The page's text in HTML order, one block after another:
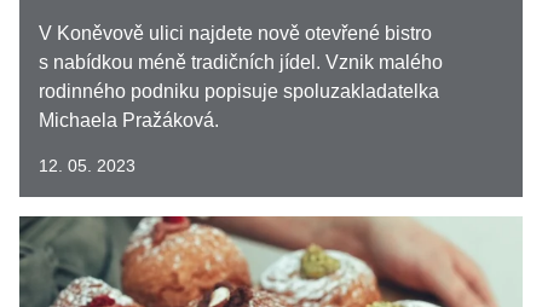
V Koněvově ulici najdete nově otevřené bistro
s nabídkou méně tradičních jídel. Vznik malého
rodinného podniku popisuje spoluzakladatelka
Michaela Pražáková.
12. 05. 2023